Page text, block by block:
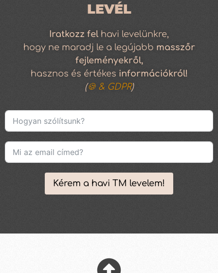
LEVÉL
Iratkozz fel havi levelünkre,
hogy ne maradj le a legújabb masszőr
fejleményekről,
hasznos és értékes információkról!
(🍪 & GDPR)
Kérem a havi TM levelem!